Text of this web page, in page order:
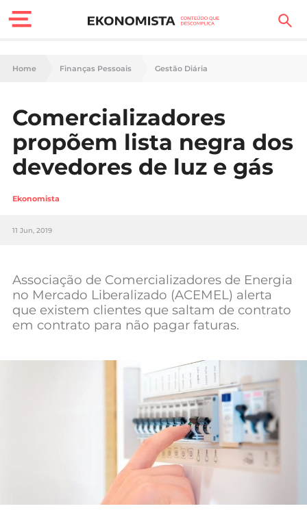
Finanças Pessoais
Carreira
Casa
Lifestyle
Sociedade
Negócios
Mundial 2026
Home Finanças Pessoais Gestão Diária
Comercializadores
propõem lista negra dos
devedores de luz e gás
Ekonomista
11 Jun, 2019
Associação de Comercializadores de Energia
no Mercado Liberalizado (ACEMEL) alerta
que existem clientes que saltam de contrato
em contrato para não pagar faturas.